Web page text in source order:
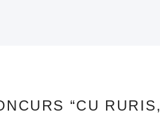
“CU RURIS,